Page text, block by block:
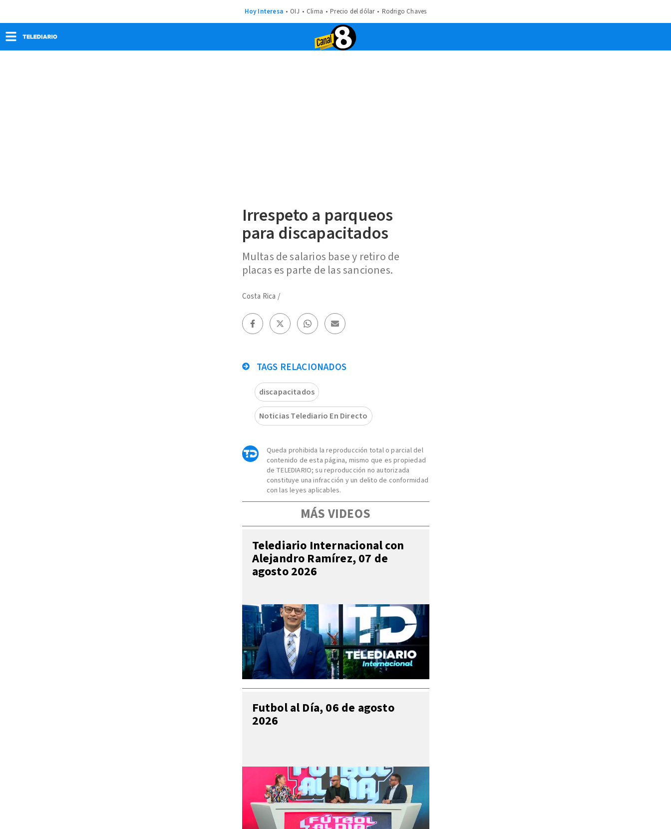
Hoy Interesa OIJ Clima Precio del dólar Rodrigo Chaves
Irrespeto a parqueos
para discapacitados
Multas de salarios base y retiro de
placas es parte de las sanciones.
Costa Rica /
TAGS RELACIONADOS
discapacitados
Noticias Telediario En Directo
Queda prohibida la reproducción total o parcial del
contenido de esta página, mismo que es propiedad
de TELEDIARIO; su reproducción no autorizada
constituye una infracción y un delito de conformidad
con las leyes aplicables.
MÁS VIDEOS
Telediario Internacional con
Alejandro Ramírez, 07 de
agosto 2026
Futbol al Día, 06 de agosto
2026